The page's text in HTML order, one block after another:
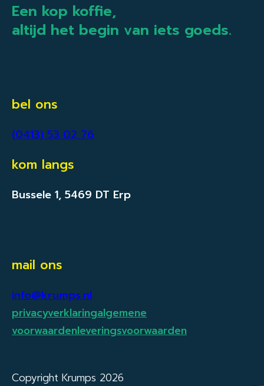
Een kop koffie,
altijd het begin van iets goeds.
bel ons
(0413) 53 02 76
kom langs
Bussele 1, 5469 DT Erp
mail ons
info@krumps.nl
privacyverklaringalgemene
voorwaardenleveringsvoorwaarden
Copyright Krumps 2026